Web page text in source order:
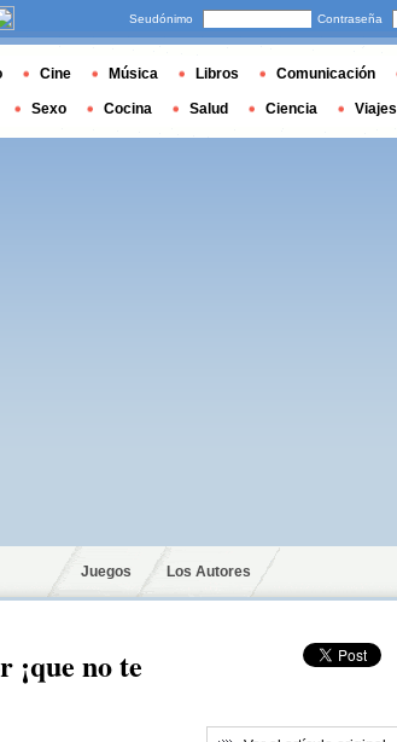
Juegos Los Autores
no te
Seudónimo Contraseña
Cine Música Libros Comunicación
Sexo Cocina Salud Ciencia Viajes